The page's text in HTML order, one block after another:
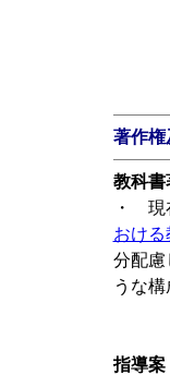
著作権
教科書
・ 現
おけ
分配慮
うな
指導案